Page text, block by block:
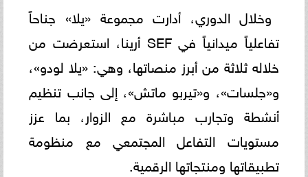
وخلال الدوري، أدارت مجموعة «يلا» جناحاً
تفاعلياً ميدانياً في SEF أرينا، استعرضت من
خلاله ثلاثة من أبرز منصاتها، وهي: «يلا لودو»،
و«جلسات»، و«تيربو ماتش»، إلى جانب تنظيم
أنشطة وتجارب مباشرة مع الزوار، بما عزز
مستويات التفاعل المجتمعي مع منظومة
تطبيقاتها ومنتجاتها الرقمية.